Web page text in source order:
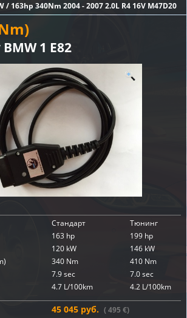
/ 163hp 340Nm 2004 - 2007 2.0L R4 16V M47D20
1 E82
Стандарт
Тюнинг
163 hp
199 hp
120 kW
146 kW
340 Nm
410 Nm
7.9 sec
7.0 sec
4.7 L/100km 4.2 L/100km
45 045 руб. ( 495 €)